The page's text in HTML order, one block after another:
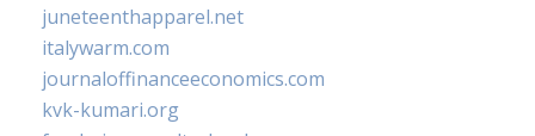
juneteenthapparel.net
italywarm.com
journaloffinanceeconomics.com
kvk-kumari.org